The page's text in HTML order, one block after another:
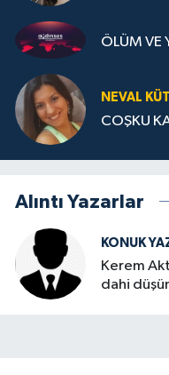
ÖLÜM VE
NEVAL
COŞKU
Alıntı Yazarlar
KONUK
Kerem
dahi